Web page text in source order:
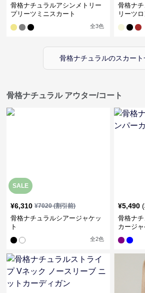
骨格ナチュラルアシンメトリー
プリーツミニスカート
全3色
骨格ナ
リーツ
骨格ナチュラルのスカート
骨格ナチュラル アウター/コート
SALE
¥6,310 ¥7020(割引前)
骨格ナチュラルシアージャケッ
ト
全2色
¥5,490
骨格ナ
カージャ